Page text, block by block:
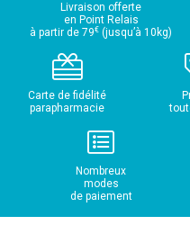
Livraison offerte
en Point Relais
à partir de 79€ (jusqu’à 10kg)
Carte de fidélité
parapharmacie
Nombreux
modes
de paiement